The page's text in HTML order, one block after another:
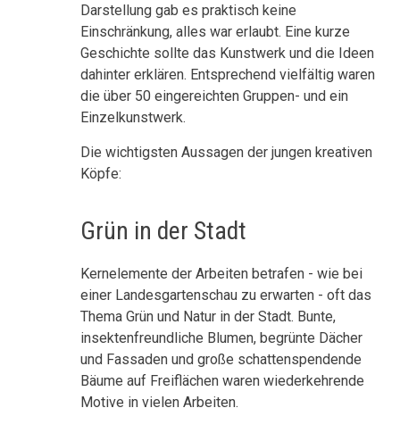
Darstellung gab es praktisch keine
Einschränkung, alles war erlaubt. Eine kurze
Geschichte sollte das Kunstwerk und die Ideen
dahinter erklären. Entsprechend vielfältig waren
die über 50 eingereichten Gruppen- und ein
Einzelkunstwerk.
Die wichtigsten Aussagen der jungen kreativen
Köpfe:
Grün in der Stadt
Kernelemente der Arbeiten betrafen - wie bei
einer Landesgartenschau zu erwarten - oft das
Thema Grün und Natur in der Stadt. Bunte,
insektenfreundliche Blumen, begrünte Dächer
und Fassaden und große schattenspendende
Bäume auf Freiflächen waren wiederkehrende
Motive in vielen Arbeiten.